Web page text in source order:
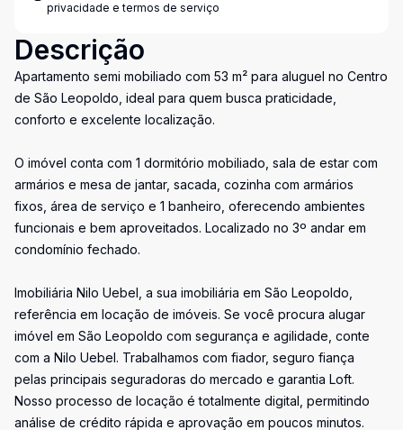
privacidade e termos de serviço
Descrição
Apartamento semi mobiliado com 53 m² para aluguel no Centro
de São Leopoldo, ideal para quem busca praticidade,
conforto e excelente localização.
O imóvel conta com 1 dormitório mobiliado, sala de estar com
armários e mesa de jantar, sacada, cozinha com armários
fixos, área de serviço e 1 banheiro, oferecendo ambientes
funcionais e bem aproveitados. Localizado no 3º andar em
condomínio fechado.
Imobiliária Nilo Uebel, a sua imobiliária em São Leopoldo,
referência em locação de imóveis. Se você procura alugar
imóvel em São Leopoldo com segurança e agilidade, conte
com a Nilo Uebel. Trabalhamos com fiador, seguro fiança
pelas principais seguradoras do mercado e garantia Loft.
Nosso processo de locação é totalmente digital, permitindo
análise de crédito rápida e aprovação em poucos minutos.